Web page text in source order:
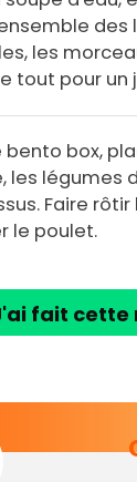
des
les
tout pour un
bento box,
les légumes
Faire
le poulet.
fait cette